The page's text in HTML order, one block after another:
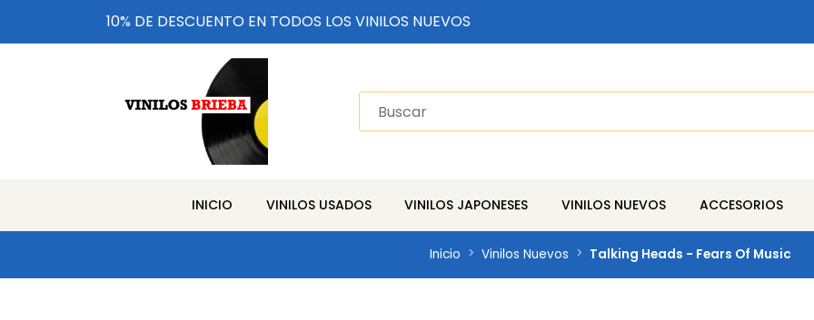
10% DE DESCUENTO EN TODOS LOS VINILOS NUEVOS
INICIO VINILOS USADOS VINILOS JAPONESES VINILOS NUEVOS ACCESORIOS
Inicio Vinilos Nuevos Talking Heads - Fears Of Music